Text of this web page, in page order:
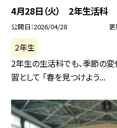
4月28日（火） 2年生活科
公開日 2026/04/28 更
２年生
2年生の生活科でも、季節の
習として 「春を見つけよう...